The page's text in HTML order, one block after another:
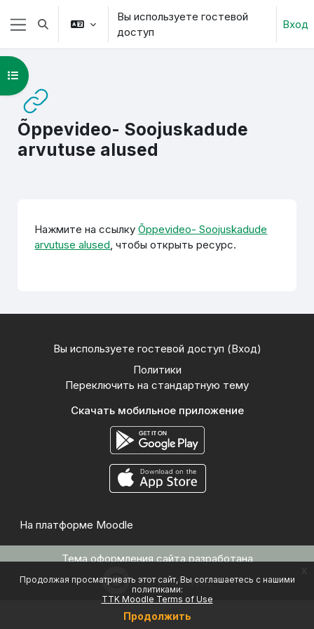
Перейти к основному содержанию
Продолжая просматривать этот сайт, Вы соглашаетесь с нашими
политиками:
TTK Moodle Terms of Use
Продолжить
x
Боковая панель
Изменить данные поисковой строки
Вы используете гостевой
доступ
Вход
Õppevideo- Soojuskadude
arvutuse alused
Открыть оглавление курса
Нажмите на ссылкуÕppevideo- Soojuskadude
arvutuse alused, чтобы открыть ресурс.
Вы используете гостевой доступ (Вход)
Политики
Переключить на стандартную тему
Скачать мобильное приложение
На платформе Moodle
Тема оформления сайта разработана